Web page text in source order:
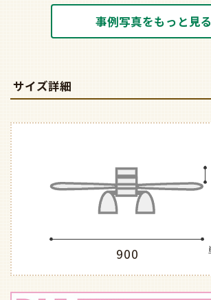
事例写真をもっと見る
サイズ詳細
900